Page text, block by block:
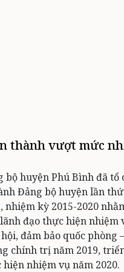
thành vượt mức
bộ huyện Phú Bình đã tổ
Đảng bộ huyện lần
nhiệm kỳ 2015-2020
đạo thực hiện nhiệm
đảm bảo quốc phòng
chính trị năm 2019,
nhiệm vụ năm 2020.